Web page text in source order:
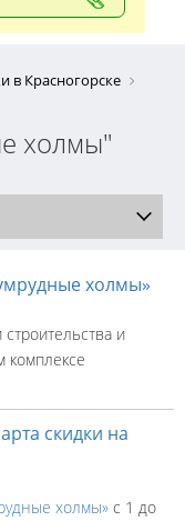
в Красногорске
холмы"
холмы»
и
комплексе
скидки на
холмы» с 1 до